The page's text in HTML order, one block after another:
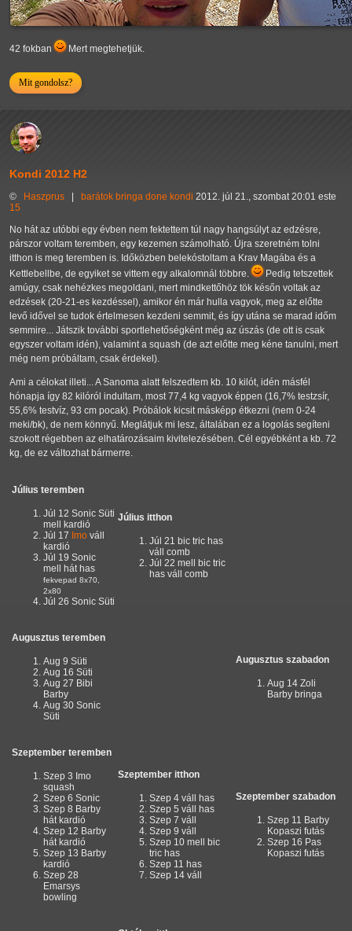
42 fokban Mert megtehetjük.
Mit gondolsz?
Kondi 2012 H2
© Haszprus barátok bringa done kondi 2012. júl 21., szombat 20:01 este
15
No hát az utóbbi egy évben nem fektettem túl nagy hangsúlyt az edzésre,
párszor voltam teremben, egy kezemen számolható. Újra szeretném tolni
itthon is meg teremben is. Időközben belekóstoltam a Krav Magába és a
Kettlebellbe, de egyiket se vittem egy alkalomnál többre.
Pedig tetszettek
amúgy, csak nehézkes megoldani, mert mindkettőhöz tök későn voltak az
edzések (20-21-es kezdéssel), amikor én már hulla vagyok, meg az előtte
levő idővel se tudok értelmesen kezdeni semmit, és így utána se marad időm
semmire... Játszik további sportlehetőségként még az úszás (de ott is csak
egyszer voltam idén), valamint a squash (de azt előtte meg kéne tanulni, mert
még nem próbáltam, csak érdekel).
Ami a célokat illeti... A Sanoma alatt felszedtem kb. 10 kilót, idén másfél
hónapja így 82 kilóról indultam, most 77,4 kg vagyok éppen (16,7% testzsír,
55,6% testvíz, 93 cm pocak). Próbálok kicsit másképp étkezni (nem 0-24
meki/bk), de nem könnyű. Meglátjuk mi lesz, általában ez a logolás segíteni
szokott régebben az elhatározásaim kivitelezésében. Cél egyébként a kb. 72
kg, de ez változhat bármerre.
Július teremben
Júl 12 Sonic Süti
mell kardió
Júl 17 Imo váll
kardió
Júl 19 Sonic
mell hát has
fekvepad 8x70,
2x80
Júl 26 Sonic Süti
Július itthon
Júl 21 bic tric has
váll comb
Júl 22 mell bic tric
has váll comb
Augusztus teremben
Aug 9 Süti
Aug 16 Süti
Aug 27 Bibi
Barby
Aug 30 Sonic
Süti
Augusztus szabadon
Aug 14 Zoli
Barby bringa
Szeptember teremben
Szep 3 Imo
squash
Szep 6 Sonic
Szep 8 Barby
hát kardió
Szep 12 Barby
hát kardió
Szep 13 Barby
kardió
Szep 28
Emarsys
bowling
Szeptember itthon
Szep 4 váll has
Szep 5 váll has
Szep 7 váll
Szep 9 váll
Szep 10 mell bic
tric has
Szep 11 has
Szep 14 váll
Szeptember szabadon
Szep 11 Barby
Kopaszi futás
Szep 16 Pas
Kopaszi futás